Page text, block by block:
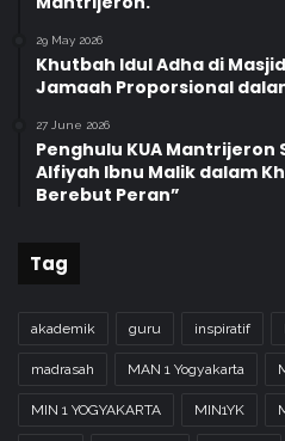
29 May 2026
Khutbah Idul Adha di
Jamaah Proporsional
27 June 2026
Penghulu KUA Mantrijeron
Alfiyah Ibnu Malik dalam
Berebut Peran”
Tag
akademik guru inspiratif
madrasah MAN 1 Yogyakarta
MIN 1 YOGYAKARTA MIN1YK